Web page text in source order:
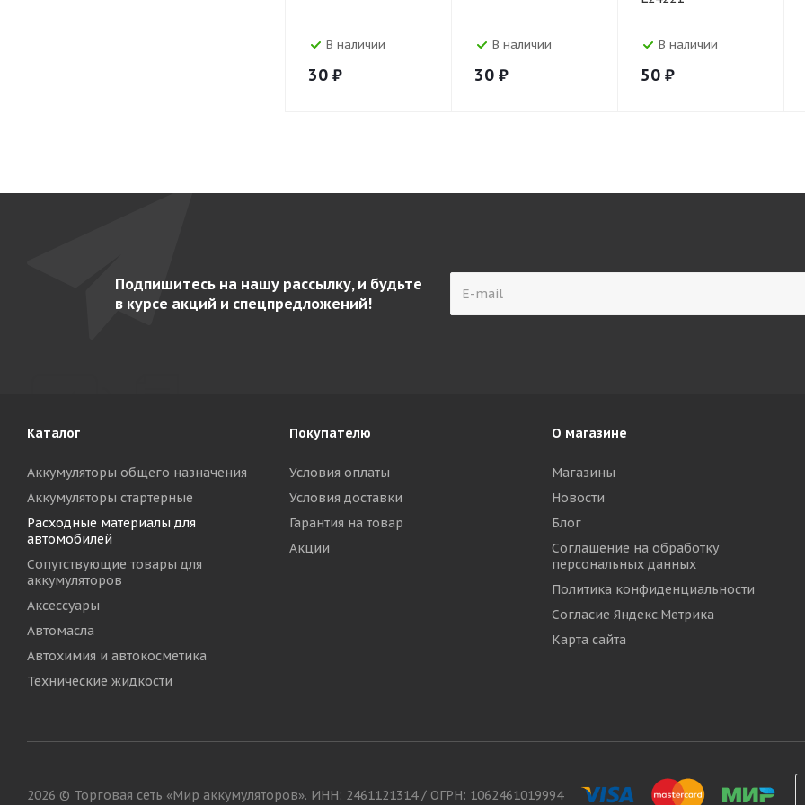
В наличии
30 ₽
В наличии
30 ₽
В наличии
50 ₽
Подпишитесь на нашу рассылку, и будьте
в курсе акций и спецпредложений!
Каталог
Аккумуляторы общего назначения
Аккумуляторы стартерные
Расходные материалы для
автомобилей
Сопутствующие товары для
аккумуляторов
Аксессуары
Автомасла
Автохимия и автокосметика
Технические жидкости
Покупателю
Условия оплаты
Условия доставки
Гарантия на товар
Акции
О магазине
Магазины
Новости
Блог
Соглашение на обработку
персональных данных
Политика конфиденциальности
Согласие Яндекс.Метрика
Карта сайта
2026 © Торговая сеть «Мир аккумуляторов». ИНН: 2461121314 / ОГРН: 1062461019994